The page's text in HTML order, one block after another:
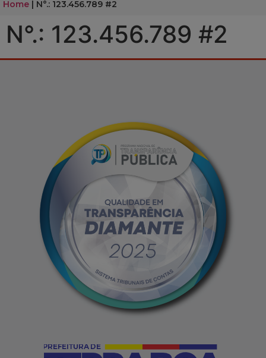
Home | N°.: 123.456.789 #2
N°.: 123.456.789 #2